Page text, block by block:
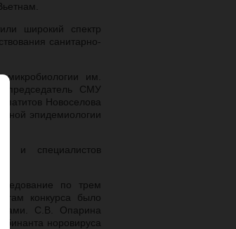
широкий спектр
санитарно-
микробиологии им.
председатель СМУ
Новоселова
эпидемиологии
и специалистов
по трем
конкурса было
С.В. Опарина
норовируса